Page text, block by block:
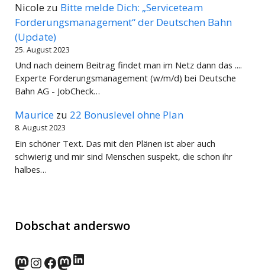
Nicole zu Bitte melde Dich: „Serviceteam
Forderungsmanagement“ der Deutschen Bahn
(Update)
25. August 2023
Und nach deinem Beitrag findet man im Netz dann das ....
Experte Forderungsmanagement (w/m/d) bei Deutsche
Bahn AG - JobCheck…
Maurice zu 22 Bonuslevel ohne Plan
8. August 2023
Ein schöner Text. Das mit den Plänen ist aber auch
schwierig und mir sind Menschen suspekt, die schon ihr
halbes…
Dobschat anderswo
norden.social
Instagram
Facebook
wp-punks.social
LinkedIn